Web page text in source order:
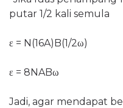
putar 1/2 kali semula
ε = N(16A)B(1/2ω)
ε = 8NABω
Jadi, agar mendapat